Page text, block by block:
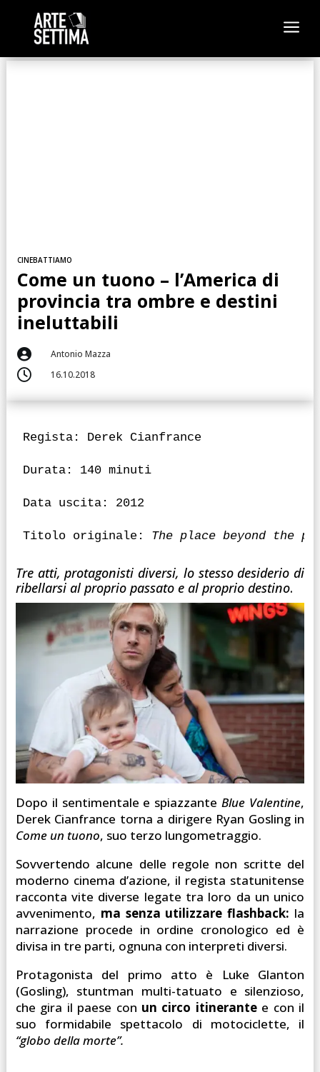
a
CINEBATTIAMO
Come un tuono – l’America di
provincia tra ombre e destini
ineluttabili
 Antonio Mazza
 16.10.2018
Regista: Derek Cianfrance
Durata: 140 minuti
Data uscita: 2012
Titolo originale: The place beyond the
Tre atti, protagonisti diversi, lo stesso desiderio di
ribellarsi al proprio passato e al proprio destino.
Dopo il sentimentale e spiazzanteBlue Valentine,
Derek Cianfrance torna a dirigere Ryan Gosling in
Come un tuono, suo terzo lungometraggio.
Sovvertendo alcune delle regole non scritte del
moderno cinema d’azione, il regista statunitense
racconta vite diverse legate tra loro da un unico
avvenimento, ma senza utilizzare flashback: la
narrazione procede in ordine cronologico ed è
divisa in tre parti, ognuna con interpreti diversi.
Protagonista del primo atto è Luke Glanton
(Gosling), stuntman multi-tatuato e silenzioso,
che gira il paese con un circo itinerantee con il
suo formidabile spettacolo di motociclette, il
“globo della morte”.